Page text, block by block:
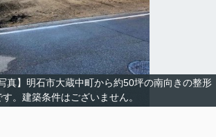
真】明石市大蔵中町から約50坪の南向きの整形
す。建築条件はございません。